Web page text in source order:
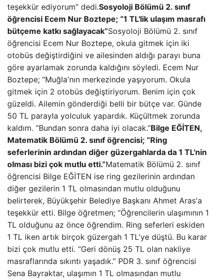
teşekkür ediyorum” dedi.Sosyoloji Bölümü 2. sınıf
öğrencisi Ecem Nur Boztepe; “1 TL'lik ulaşım masrafı
bütçeme katkı sağlayacak”Sosyoloji Bölümü 2. sınıf
öğrencisi Ecem Nur Boztepe, okula gitmek için iki
otobüs değiştirdiğini ve ailesinden aldığı parayı buna
göre ayarlamak zorunda kaldığını söyledi. Ecem Nur
Boztepe; “Muğla'nın merkezinde yaşıyorum. Okula
gitmek için 2 otobüs değiştiriyorum. Benim için çok
güzeldi. Ailemin gönderdiği belli bir bütçe var. Günde
50 TL parayla yolculuk yapardık. Küçültmek zorunda
kaldım. “Bundan sonra daha iyi olacak.”Bilge EĞİTEN,
Matematik Bölümü 2. sınıf öğrencisi; “Ring
seferlerinin ardından diğer güzergahlarda da 1 TL'nin
olması bizi çok mutlu etti.”Matematik Bölümü 2. sınıf
öğrencisi Bilge EĞİTEN ise ring gezilerinin ardından
diğer gezilerin 1 TL olmasından mutlu olduğunu
belirterek, Büyükşehir Belediye Başkanı Ahmet Aras'a
teşekkür etti. Bilge öğretmen; “Öğrencilerin ulaşımının 1
TL olduğunu az önce öğrendim. Ring seferleri eskiden
1 TL iken artık birçok güzergah 1 TL'ye düştü. Bu karar
bizi çok mutlu etti. “Geri dönüş 25 TL olan nakliye
masraflarında sıkıntı yaşadık.” PDR 3. sınıf öğrencisi
Sena Bayraktar, ulaşımın 1 TL olmasından mutlu